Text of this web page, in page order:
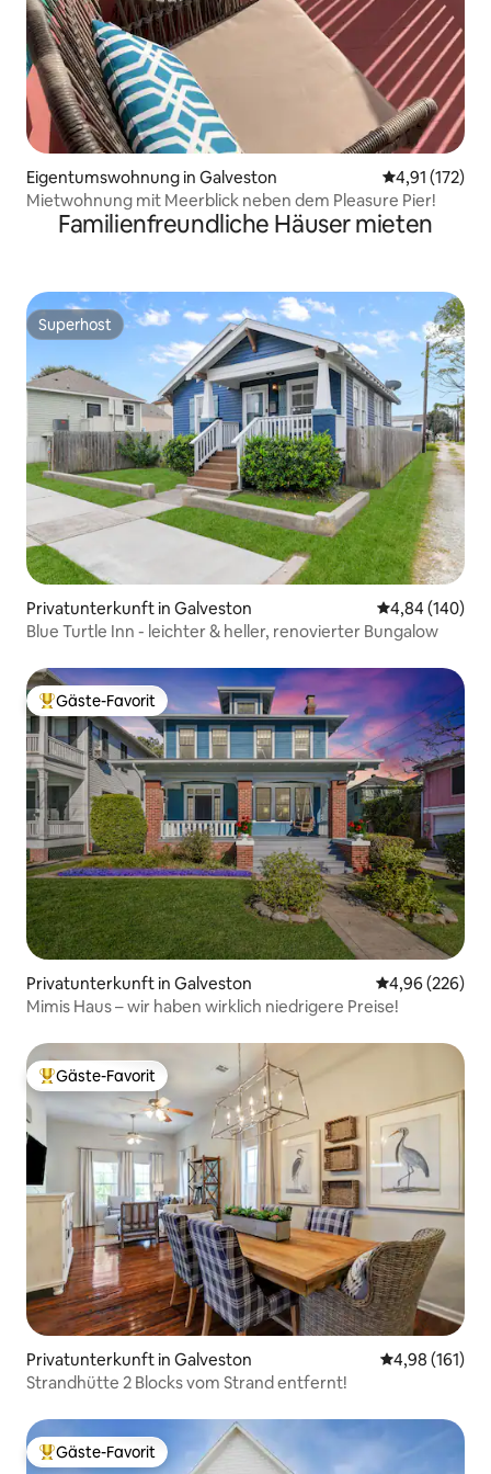
Eigentumswohnung in Galveston
4,91 (172)
Mietwohnung mit Meerblick neben dem Pleasure Pier!
Familienfreundliche Häuser mieten
Superhost
Superhost
Privatunterkunft in Galveston
4,84 (140)
Blue Turtle Inn - leichter & heller, renovierter Bungalow
Beliebter Gäste-Favorit.
Gäste-Favorit
Privatunterkunft in Galveston
4,96 (226)
Mimis Haus – wir haben wirklich niedrigere Preise!
Beliebter Gäste-Favorit.
Gäste-Favorit
Privatunterkunft in Galveston
4,98 (161)
Strandhütte 2 Blocks vom Strand entfernt!
Beliebter Gäste-Favorit.
Gäste-Favorit